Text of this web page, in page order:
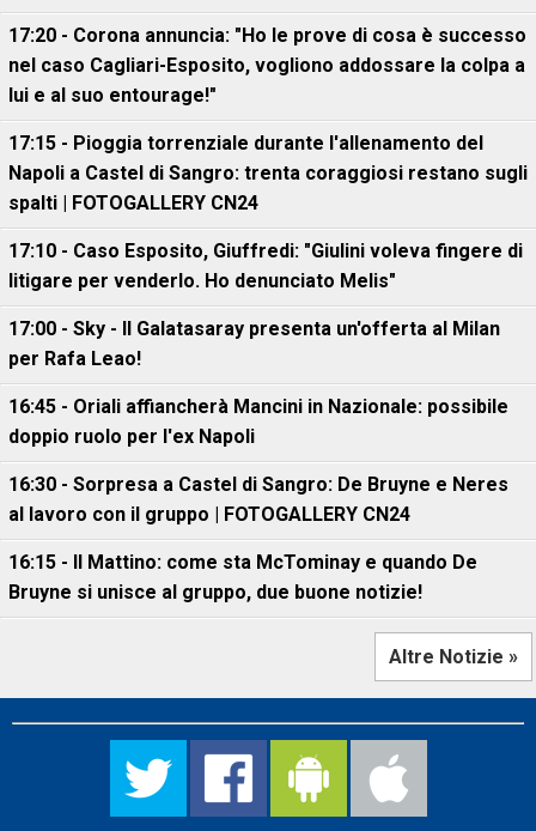
17:20 - Corona annuncia: "Ho le prove di cosa è successo
nel caso Cagliari-Esposito, vogliono addossare la colpa a
lui e al suo entourage!"
17:15 - Pioggia torrenziale durante l'allenamento del
Napoli a Castel di Sangro: trenta coraggiosi restano sugli
spalti | FOTOGALLERY CN24
17:10 - Caso Esposito, Giuffredi: "Giulini voleva fingere di
litigare per venderlo. Ho denunciato Melis"
17:00 - Sky - Il Galatasaray presenta un'offerta al Milan
per Rafa Leao!
16:45 - Oriali affiancherà Mancini in Nazionale: possibile
doppio ruolo per l'ex Napoli
16:30 - Sorpresa a Castel di Sangro: De Bruyne e Neres
al lavoro con il gruppo | FOTOGALLERY CN24
16:15 - Il Mattino: come sta McTominay e quando De
Bruyne si unisce al gruppo, due buone notizie!
Altre Notizie »